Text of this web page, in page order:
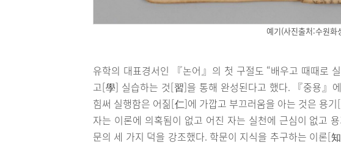
예기(사진출처:수원화
유학의 대표경서인 『논어』의 첫 구절도 “배우고 때때로
고[學] 실습하는 것[習]을 통해 완성된다고 했다. 『중용』
힘써 실행함은 어짊[仁]에 가깝고 부끄러움을 아는 것은 용
자는 이론에 의혹됨이 없고 어진 자는 실천에 근심이 없고
문의 세 가지 덕을 강조했다. 학문이 지식을 추구하는 이론[